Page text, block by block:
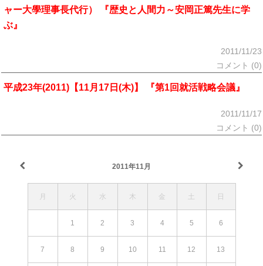
ャー大學理事長代行） 『歴史と人間力～安岡正篤先生に学
ぶ』
2011/11/23
コメント (0)
平成23年(2011)【11月17日(木)】 『第1回就活戦略会議』
2011/11/17
コメント (0)
2011年11月
月 火 水 木 金 土 日
1 2 3 4 5 6
7 8 9 10 11 12 13